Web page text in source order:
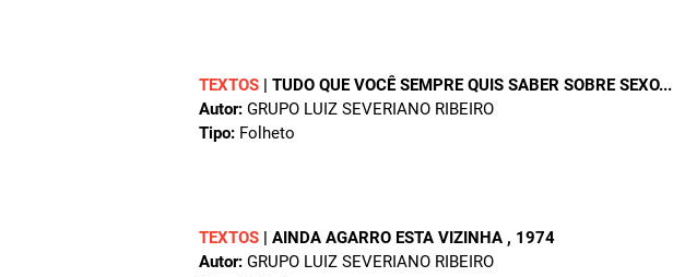
TEXTOS | TUDO QUE VOCÊ SEMPRE QUIS SABER SOBRE SEXO...
Autor: GRUPO LUIZ SEVERIANO RIBEIRO
Tipo: Folheto
TEXTOS | AINDA AGARRO ESTA VIZINHA , 1974
Autor: GRUPO LUIZ SEVERIANO RIBEIRO